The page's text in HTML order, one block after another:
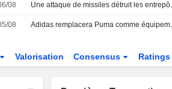
08 Une
08 Adidas
Valorisation Consensus Ratings